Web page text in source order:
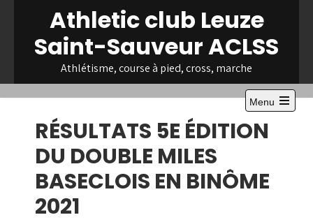
content
Athletic club Leuze
Saint-Sauveur ACLSS
Athlétisme, course à pied, cross, marche
Menu
Open
RÉSULTATS 5E ÉDITION
DU DOUBLE MILES
BASECLOIS EN BINÔME
2021